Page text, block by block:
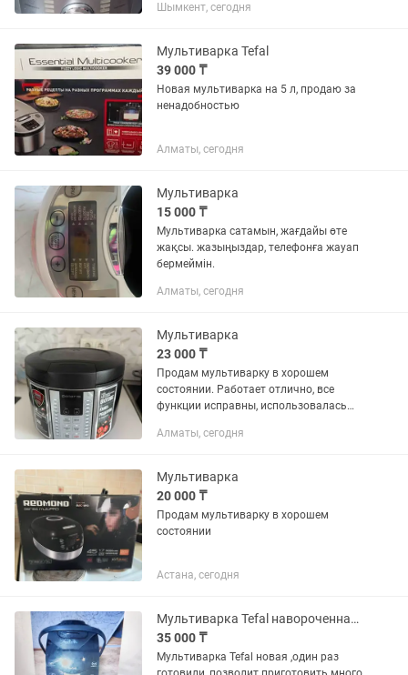
рабочем состоянии. Надежная техника
и большим...
Шымкент, сегодня
Мультиварка Tefal
39 000 ₸
Новая мультиварка на 5 л, продаю за
ненадобностью
Алматы, сегодня
Мультиварка
15 000 ₸
Мультиварка сатамын, жағдайы өте
жақсы. жазыңыздар, телефонға жауап
бермеймін.
Алматы, сегодня
Мультиварка
23 000 ₸
Продам мультиварку в хорошем
состоянии. Работает отлично, все
функции исправны, использовалась
быстрого приготовления разных блюд.
Алматы, сегодня
Мультиварка
20 000 ₸
Продам мультиварку в хорошем
состоянии
Астана, сегодня
Мультиварка Tefal навороченная возм обмен на Huaway GT 5
35 000 ₸
Мультиварка Tefal новая ,один раз